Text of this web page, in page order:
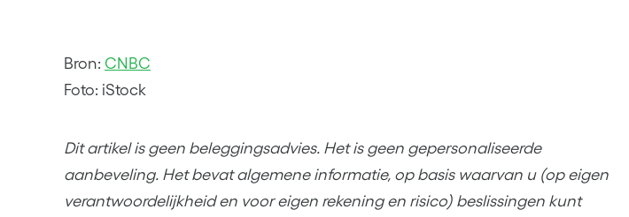
Bron: CNBC
Foto: iStock
Dit artikel is geen beleggingsadvies. Het is geen gepersonaliseerde
aanbeveling. Het bevat algemene informatie, op basis waarvan u (op eigen
verantwoordelijkheid en voor eigen rekening en risico) beslissingen kunt